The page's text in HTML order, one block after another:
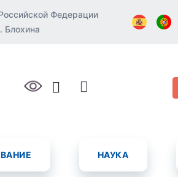
Федерации
Блохина
НАУКА